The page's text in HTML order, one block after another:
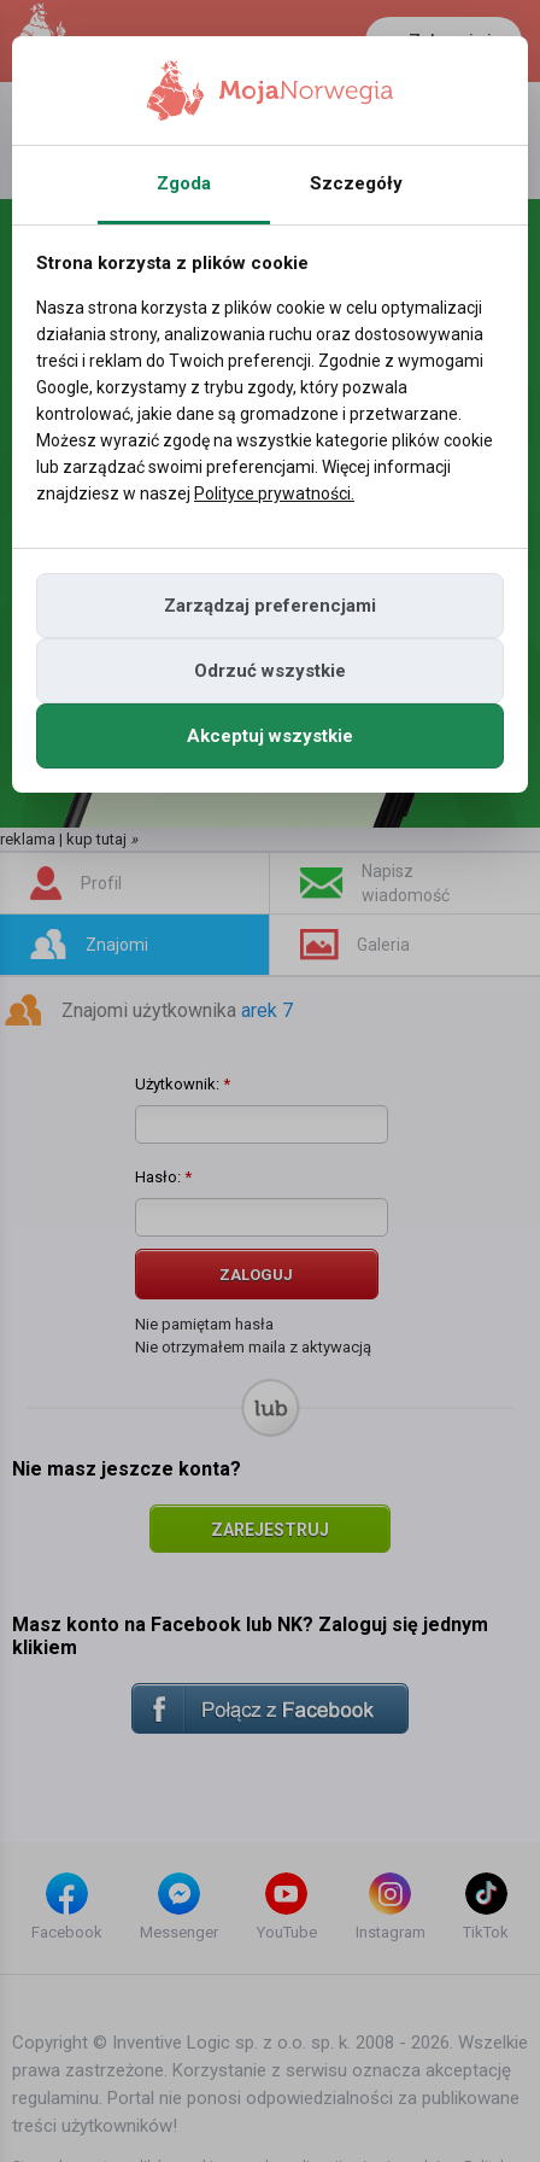
Zaloguj się
LANCASTER
27.9 °C 0.3888 PLN
reklama | kup tutaj »
Profil
Napisz
wiadomość
Znajomi Galeria
Znajomi użytkownikaarek 7
Użytkownik: *
Hasło: *
ZALOGUJ
Nie pamiętam hasła
Nie otrzymałem maila z aktywacją
Nie masz jeszcze konta?
ZAREJESTRUJ
Masz konto na Facebook lub NK? Zaloguj się jednym
klikiem
Facebook Messenger YouTube Instagram TikTok
Copyright © Inventive Logic sp. z o.o. sp. k. 2008 - 2026. Wszelkie
prawa zastrzeżone. Korzystanie z serwisu oznacza akceptację
regulaminu. Portal nie ponosi odpowiedzialności za publikowane
treści użytkowników!
Zgoda Szczegóły
Strona korzysta z plików cookie
Nasza strona korzysta z plików cookie w celu optymalizacji
działania strony, analizowania ruchu oraz dostosowywania
treści i reklam do Twoich preferencji. Zgodnie z wymogami
Google, korzystamy z trybu zgody, który pozwala
kontrolować, jakie dane są gromadzone i przetwarzane.
Możesz wyrazić zgodę na wszystkie kategorie plików cookie
lub zarządzać swoimi preferencjami. Więcej informacji
znajdziesz w naszej Polityce prywatności.
Zarządzaj preferencjami
Odrzuć wszystkie
Akceptuj wszystkie